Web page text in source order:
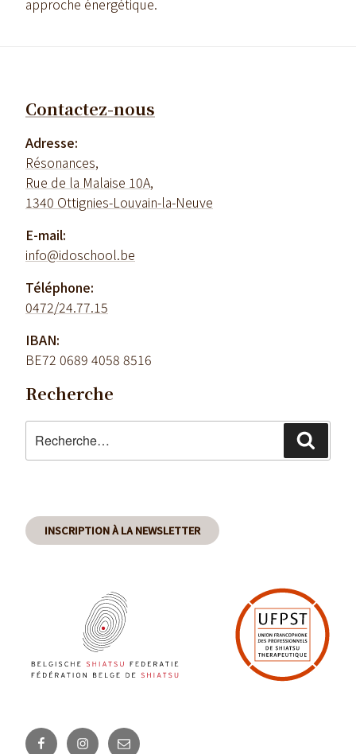
approche énergétique.
Contactez-nous
Adresse:
Résonances,
Rue de la Malaise 10A,
1340 Ottignies-Louvain-la-Neuve
E-mail:
info@idoschool.be
Téléphone:
0472/24.77.15
IBAN:
BE72 0689 4058 8516
Recherche
pour
INSCRIPTION À LA NEWSLETTER
Facebook Instagram Email